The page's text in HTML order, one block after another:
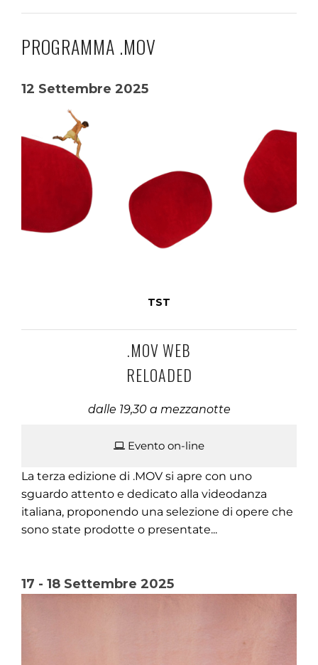
PROGRAMMA .MOV
12 Settembre 2025
TST
.MOV WEB
RELOADED
dalle 19,30 a mezzanotte
Evento on-line
La terza edizione di .MOV si apre con uno
sguardo attento e dedicato alla videodanza
italiana, proponendo una selezione di opere che
sono state prodotte o presentate...
17 - 18 Settembre 2025